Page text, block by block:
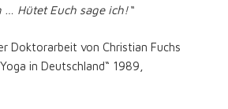
Hütet Euch sage ich!“
Doktorarbeit von Christian Fuchs
in Deutschland“ 1989,